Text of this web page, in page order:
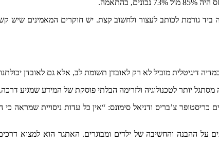
גורמת לכותב לעצור ולחשוב קצת. יש חוקרים המאמינים שיש
דיגיטלית מוביל לא רק לאובדן תשומת לב, אלא גם לאובדן
יותר לטכנולוגיה ולזרימה הבלתי פוסקת של המידע שמגיע
טיימס טענו הפסיכולוגים כריסטופר צ’בריס ודניאל סימונס: “אין כל עדות
על ההבנה והחשיבה של ילדים ומבוגרים. האתגר הוא למצוא